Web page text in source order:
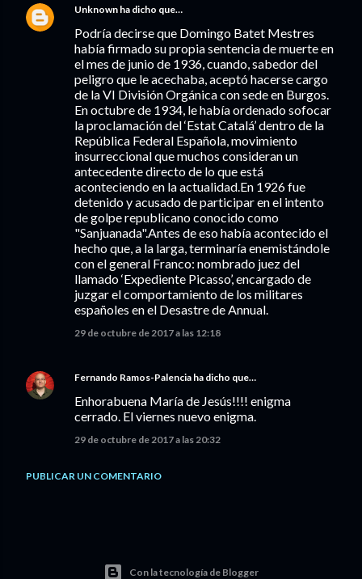
Unknown ha dicho que…
Podría decirse que Domingo Batet Mestres
había firmado su propia sentencia de muerte en
el mes de junio de 1936, cuando, sabedor del
peligro que le acechaba, aceptó hacerse cargo
de la VI División Orgánica con sede en Burgos.
En octubre de 1934, le había ordenado sofocar
la proclamación del ‘Estat Catalá’ dentro de la
República Federal Española, movimiento
insurreccional que muchos consideran un
antecedente directo de lo que está
aconteciendo en la actualidad.En 1926 fue
detenido y acusado de participar en el intento
de golpe republicano conocido como
"Sanjuanada".Antes de eso había acontecido el
hecho que, a la larga, terminaría enemistándole
con el general Franco: nombrado juez del
llamado ‘Expediente Picasso’, encargado de
juzgar el comportamiento de los militares
españoles en el Desastre de Annual.
29 de octubre de 2017 a las 12:18
Fernando Ramos-Palencia ha dicho que…
Enhorabuena María de Jesús!!!! enigma
cerrado. El viernes nuevo enigma.
29 de octubre de 2017 a las 20:32
PUBLICAR UN COMENTARIO
Con la tecnología de Blogger